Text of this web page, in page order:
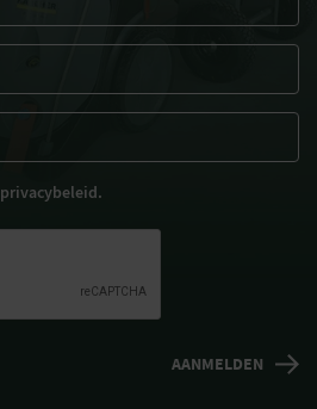
privacybeleid.